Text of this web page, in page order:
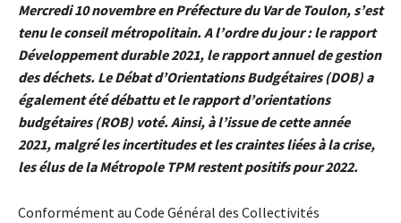
Mercredi 10 novembre en Préfecture du Var de Toulon, s’est
tenu le conseil métropolitain. A l’ordre du jour : le rapport
Développement durable 2021, le rapport annuel de gestion
des déchets. Le Débat d’Orientations Budgétaires (DOB) a
également été débattu et le rapport d’orientations
budgétaires (ROB) voté. Ainsi, à l’issue de cette année
2021, malgré les incertitudes et les craintes liées à la crise,
les élus de la Métropole TPM restent positifs pour 2022.
Conformément au Code Général des Collectivités